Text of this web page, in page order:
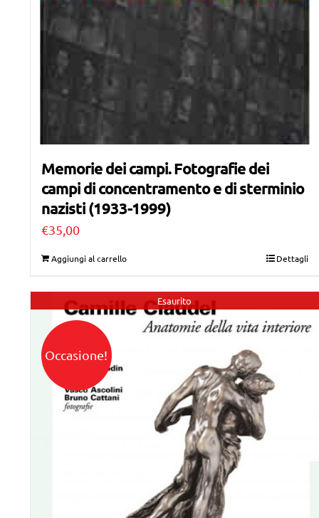
Memorie dei campi. Fotografie dei
campi di concentramento e di sterminio
nazisti (1933-1999)
€35,00
Aggiungi al carrello Dettagli
Esaurito
Occasione!